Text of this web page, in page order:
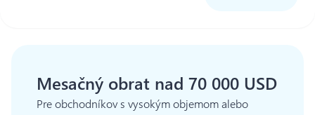
Mesačný obrat nad 70 000 USD
Pre obchodníkov s vysokým objemom alebo